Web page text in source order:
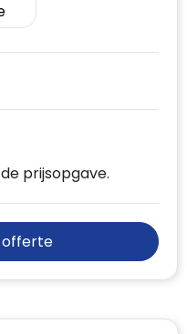
prijsopgave.
offerte